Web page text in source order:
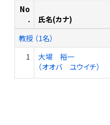
No
.
氏名(カナ)
教授 （1名）
1
大場 裕一
（オオバ ユウイチ）